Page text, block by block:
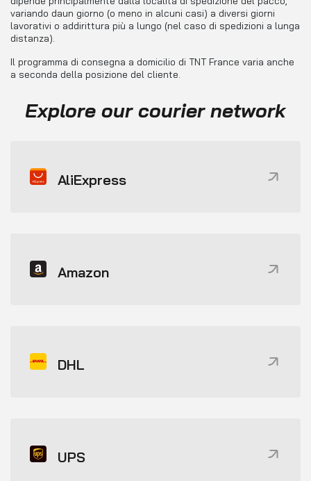
variando daun giorno (o meno in alcuni casi) a diversi giorni
lavorativi o addirittura più a lungo (nel caso di spedizioni a lunga
distanza).
Il programma di consegna a domicilio di TNT France varia anche
a seconda della posizione del cliente.
Explore our courier network
AliExpress
Amazon
DHL
UPS